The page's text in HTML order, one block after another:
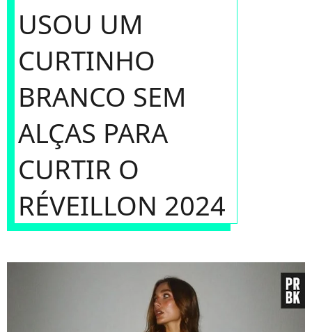
USOU UM
CURTINHO
BRANCO SEM
ALÇAS PARA
CURTIR O
RÉVEILLON 2024